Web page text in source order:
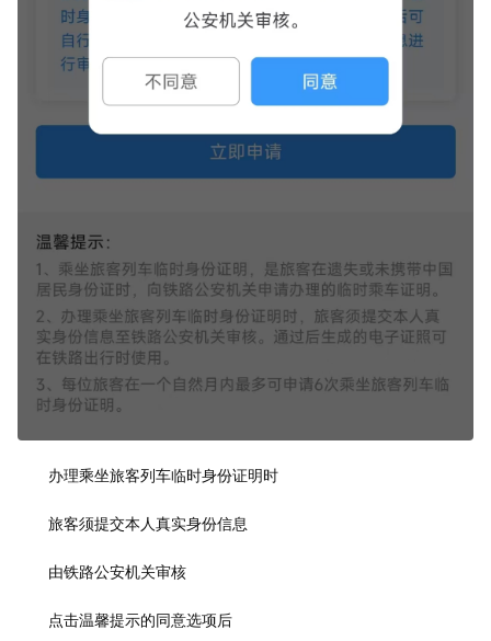
办理乘坐旅客列车临时身份证明时
旅客须提交本人真实身份信息
由铁路公安机关审核
点击温馨提示的同意选项后